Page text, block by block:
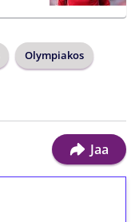
Olympiakos
Jaa